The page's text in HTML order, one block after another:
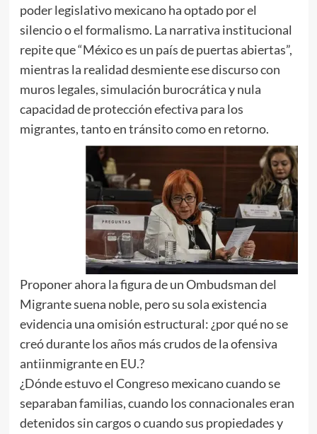
poder legislativo mexicano ha optado por el
silencio o el formalismo. La narrativa institucional
repite que “México es un país de puertas abiertas”,
mientras la realidad desmiente ese discurso con
muros legales, simulación burocrática y nula
capacidad de protección efectiva para los
migrantes, tanto en tránsito como en retorno.
Proponer ahora la figura de un Ombudsman del
Migrante suena noble, pero su sola existencia
evidencia una omisión estructural: ¿por qué no se
creó durante los años más crudos de la ofensiva
antiinmigrante en EU.?
¿Dónde estuvo el Congreso mexicano cuando se
separaban familias, cuando los connacionales eran
detenidos sin cargos o cuando sus propiedades y